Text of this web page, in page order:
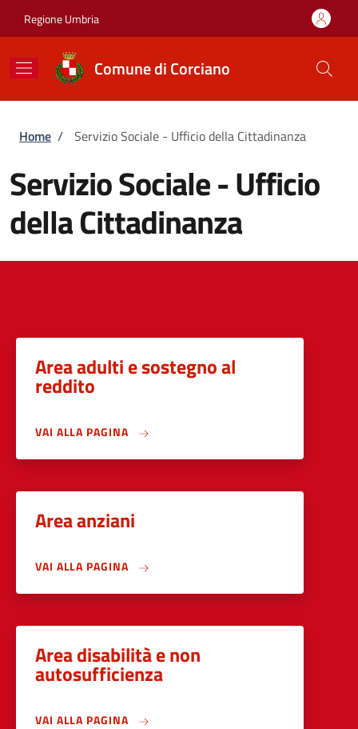
Regione Umbria
Comune di Corciano
Briciole di pane
Home / Servizio Sociale - Ufficio della Cittadinanza
Servizio Sociale - Ufficio
della Cittadinanza
Area adulti e sostegno al
reddito
VAI ALLA PAGINA
Area anziani
VAI ALLA PAGINA
Area disabilità e non
autosufficienza
VAI ALLA PAGINA